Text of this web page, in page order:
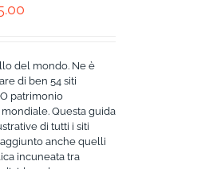
del mondo. Ne è
di ben 54 siti
patrimonio
Questa guida
di tutti i siti
anche quelli
incuneata tra